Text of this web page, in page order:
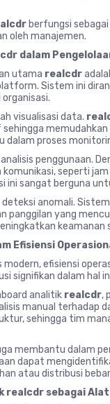
berfungsi
oleh manajemen.
dalam
utama realcdr
Sistem ini
visualisasi data.
dalam proses
penggunaan.
komunikasi, seperti
ini sangat berguna
deteksi anomali. Sistem
panggilan yang
keamanan
Efisiensi
modern, efisiensi
signifikan dalam hal
analitik realcdr,
manual terhadap
sehingga tim
membantu dalam
dapat
atau distribusi
realcdr sebagai